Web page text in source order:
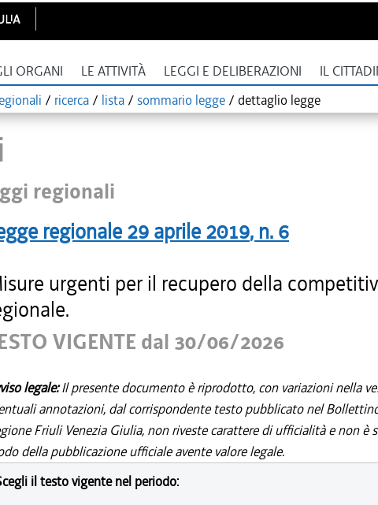
ORGANI LE ATTIVITÀ LEGGI E DELIBERAZIONI IL
/ ricerca / lista / sommario legge / dettaglio legge
regionali
regionale 29 aprile 2019, n. 6
urgenti per il recupero della
VIGENTE dal 30/06/2026
legale:Il presente documento è riprodotto, con variazioni nella
annotazioni, dal corrispondente testo pubblicato nel
Friuli Venezia Giulia, non riveste carattere di ufficialità e non è
della pubblicazione ufficiale avente valore legale.
il testo vigente nel periodo: